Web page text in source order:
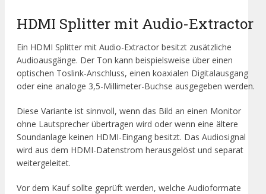
HDMI Splitter mit Audio-Extractor
Ein HDMI Splitter mit Audio-Extractor besitzt zusätzliche
Audioausgänge. Der Ton kann beispielsweise über einen
optischen Toslink-Anschluss, einen koaxialen Digitalausgang
oder eine analoge 3,5-Millimeter-Buchse ausgegeben werden.
Diese Variante ist sinnvoll, wenn das Bild an einen Monitor
ohne Lautsprecher übertragen wird oder wenn eine ältere
Soundanlage keinen HDMI-Eingang besitzt. Das Audiosignal
wird aus dem HDMI-Datenstrom herausgelöst und separat
weitergeleitet.
Vor dem Kauf sollte geprüft werden, welche Audioformate